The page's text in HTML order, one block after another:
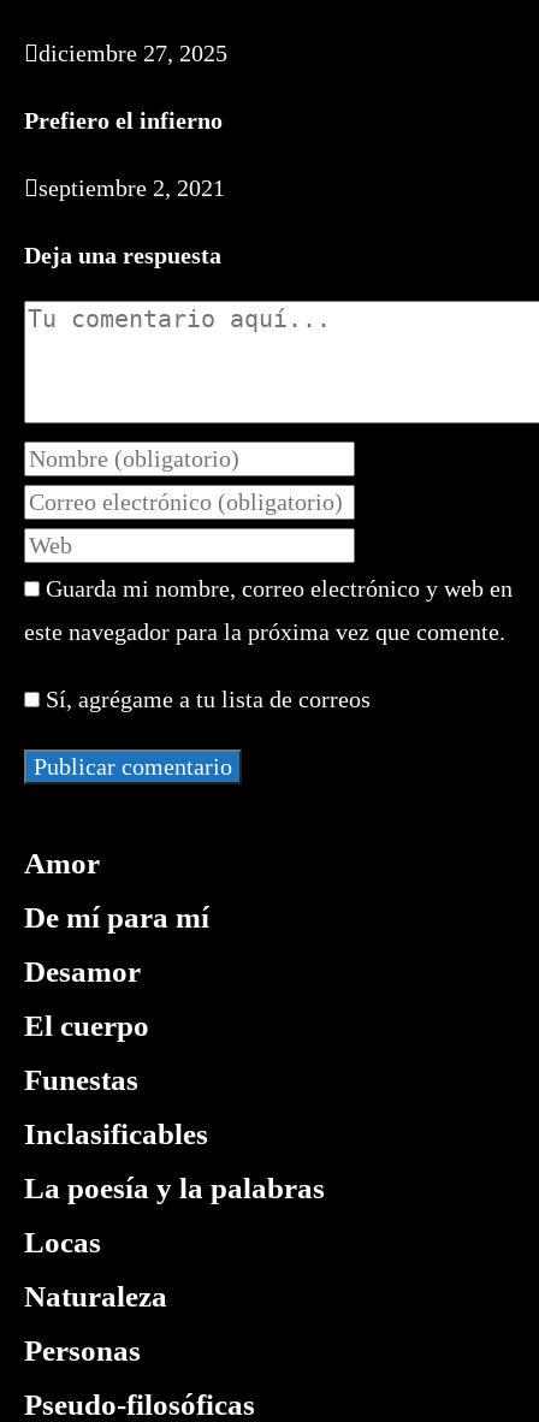
diciembre 27, 2025
Prefiero el infierno
septiembre 2, 2021
Deja una respuesta
Comentario
Introduce
tu
nombre
o
de
usuario
comentar
Introduce
tu
dirección
de
electrónico
comentar
Introduce
la
URL
de
web
(opcional)
Guarda mi nombre, correo electrónico y web en
este navegador para la próxima vez que comente.
Sí, agrégame a tu lista de correos
Amor
De mí para mí
Desamor
El cuerpo
Funestas
Inclasificables
La poesía y la palabras
Locas
Naturaleza
Personas
Pseudo-filosóficas